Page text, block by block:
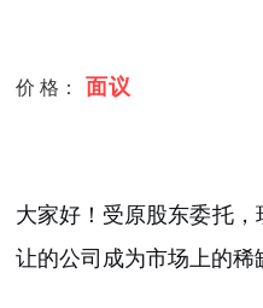
价 格： 面议
大家好！受原股东委托
让的公司成为市场上的稀